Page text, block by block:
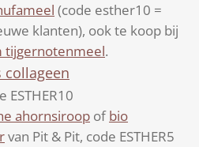
(code esther10 =
klanten), ook te koop bij
tijgernotenmeel.
collageen
ESTHER10
ahornsiroop ofbio
van Pit & Pit, code ESTHER5